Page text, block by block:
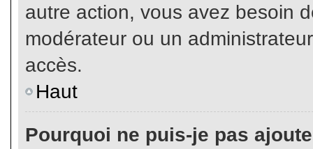
autre action, vous avez besoin
modérateur ou un
accès.
Haut
Pourquoi ne puis-je pas